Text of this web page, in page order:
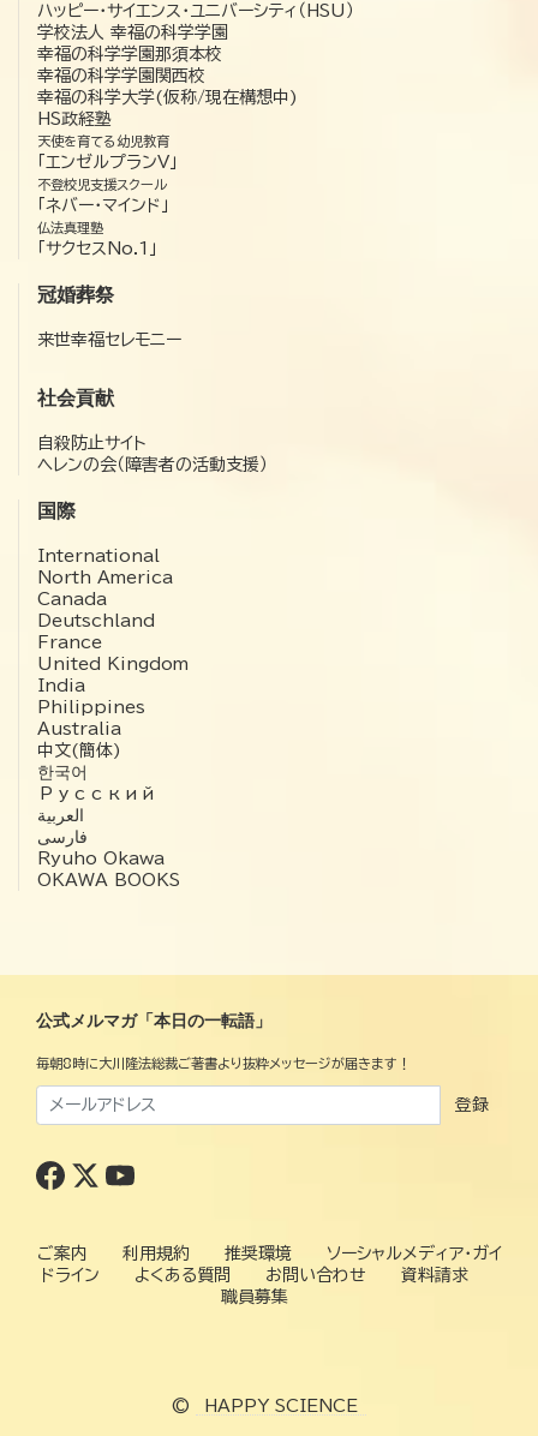
ハッピー・サイエンス・ユニバーシティ（HSU）
学校法人 幸福の科学学園
幸福の科学学園那須本校
幸福の科学学園関西校
幸福の科学大学(仮称/現在構想中)
HS政経塾
天使を育てる幼児教育
「エンゼルプランV」
不登校児支援スクール
「ネバー・マインド」
仏法真理塾
「サクセスNo.1」
冠婚葬祭
来世幸福セレモニー
社会貢献
自殺防止サイト
ヘレンの会（障害者の活動支援）
国際
International
North America
Canada
Deutschland
France
United Kingdom
India
Philippines
Australia
中文(簡体)
한국어
Русский
العربية‏
فارسی
Ryuho Okawa
OKAWA BOOKS
公式メルマガ「本日の一転語」
毎朝8時に大川隆法総裁ご著書より抜粋メッセージが届きます！
登録
ご案内 利用規約 推奨環境
ソーシャルメディア・ガイ
ドライン
よくある質問 お問い合わせ
資料請求
職員募集
© HAPPY SCIENCE